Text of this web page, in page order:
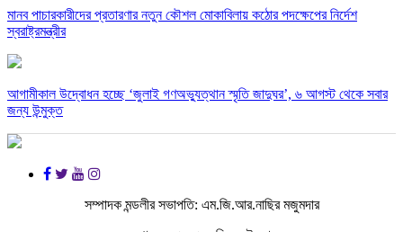
মানব পাচারকারীদের প্রতারণার নতুন কৌশল মোকাবিলায় কঠোর পদক্ষেপের নির্দেশ
স্বরাষ্ট্রমন্ত্রীর
আগামীকাল উদ্বোধন হচ্ছে ‘জুলাই গণঅভ্যুত্থান স্মৃতি জাদুঘর’, ৬ আগস্ট থেকে সবার
জন্য উন্মুক্ত
সম্পাদক মন্ডলীর সভাপতি: এম.জি.আর.নাছির মজুমদার